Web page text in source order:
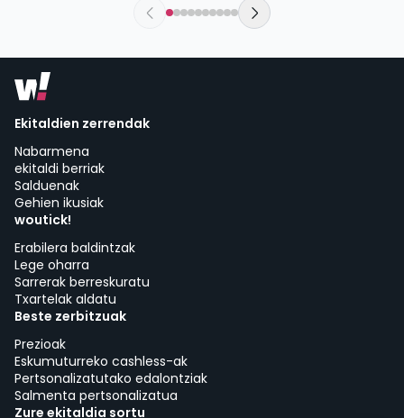
Urban Rock Concept | Vitoria-Gasteiz
Ekitaldien zerrendak
Nabarmena
ekitaldi berriak
Salduenak
Gehien ikusiak
woutick!
Erabilera baldintzak
Lege oharra
Sarrerak berreskuratu
Txartelak aldatu
Beste zerbitzuak
Prezioak
Eskumuturreko cashless-ak
Pertsonalizatutako edalontziak
Salmenta pertsonalizatua
Zure ekitaldia sortu